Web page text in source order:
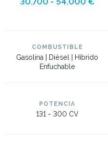
COMBUSTIBLE
Gasolina | Diésel | Híbrido
Enfuchable
POTENCIA
131 - 300 CV